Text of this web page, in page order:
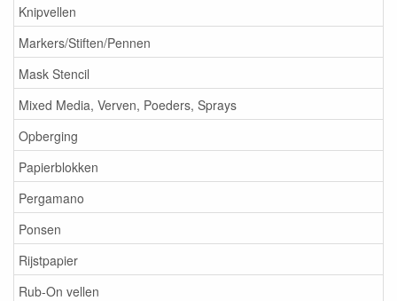
Knipvellen
Markers/Stiften/Pennen
Mask Stencil
Mixed Media, Verven, Poeders, Sprays
Opberging
Papierblokken
Pergamano
Ponsen
Rijstpapier
Rub-On vellen